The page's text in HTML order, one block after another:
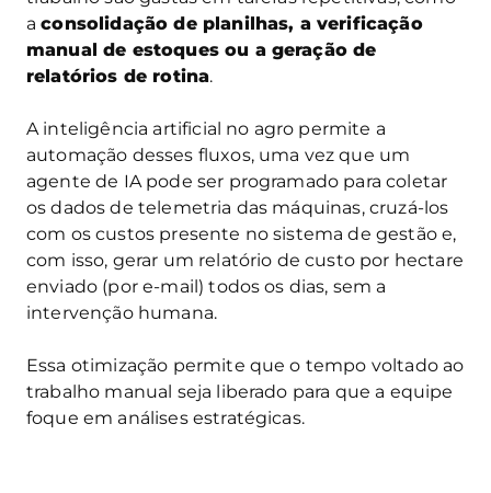
aconsolidação de planilhas, a verificação
manual de estoques ou a geração de
relatórios de rotina.
A inteligência artificial no agro permite a
automação desses fluxos, uma vez que um
agente de IA pode ser programado para coletar
os dados de telemetria das máquinas, cruzá-los
com os custos presente no sistema de gestão e,
com isso, gerar um relatório de custo por hectare
enviado (por e-mail) todos os dias, sem a
intervenção humana.
Essa otimização permite que o tempo voltado ao
trabalho manual seja liberado para que a equipe
foque em análises estratégicas.